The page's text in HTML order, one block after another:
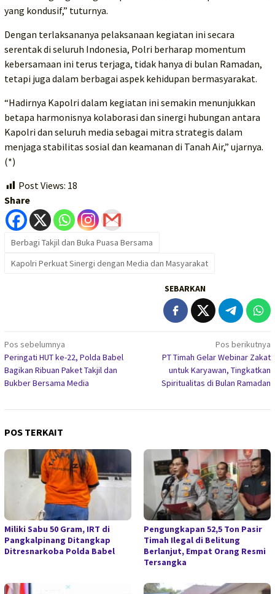
yang kondusif,” tuturnya.
Dengan terlaksananya pelaksanaan kegiatan ini secara
serentak di seluruh Indonesia, Polri berharap momentum
kebersamaan ini terus terjaga, tidak hanya di bulan Ramadan,
tetapi juga dalam berbagai aspek kehidupan bermasyarakat.
“Hadirnya Kapolri dalam kegiatan ini semakin menunjukkan
betapa harmonisnya kolaborasi dan sinergi hubungan antara
Kapolri dan seluruh media sebagai mitra strategis dalam
menjaga stabilitas sosial dan keamanan di Tanah Air,” ujarnya.
(*)
Post Views: 18
Share
Berbagi Takjil dan Buka Puasa Bersama
Kapolri Perkuat Sinergi dengan Media dan Masyarakat
SEBARKAN
Navigasi
pos
Pos sebelumnya
Peringati HUT ke-22, Polda Babel
Bagikan Ribuan Paket Takjil dan
Bukber Bersama Media
Pos berikutnya
PT Timah Gelar Webinar Zakat
untuk Karyawan, Tingkatkan
Spiritualitas di Bulan Ramadan
POS TERKAIT
Miliki Sabu 50 Gram, IRT di
Pangkalpinang Ditangkap
Ditresnarkoba Polda Babel
Pengungkapan 52,5 Ton Pasir
Timah Ilegal di Belitung
Berlanjut, Empat Orang Resmi
Tersangka